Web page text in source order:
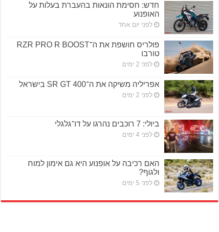
חדש: חסימת הונאות בהעברת בעלות על
האופנוע
לפני יום אחד
פולריס חושפת את ה־RZR PRO R BOOST
טורבו
לפני 2 ימים
אפריליה משיקה את ה־SR GT 400 בישראל
לפני 2 ימים
ביולי: 7 רוכבים נהרגו על דו־גלגלי
לפני 4 ימים
האם רכיבה על אופנוע היא גם אימון למוח
ולגוף?
לפני 5 ימים